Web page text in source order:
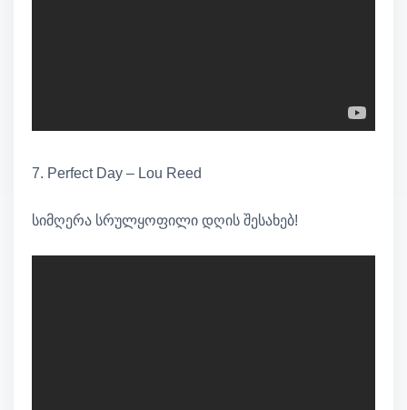
7. Perfect Day – Lou Reed
სიმღერა სრულყოფილი დღის შესახებ!